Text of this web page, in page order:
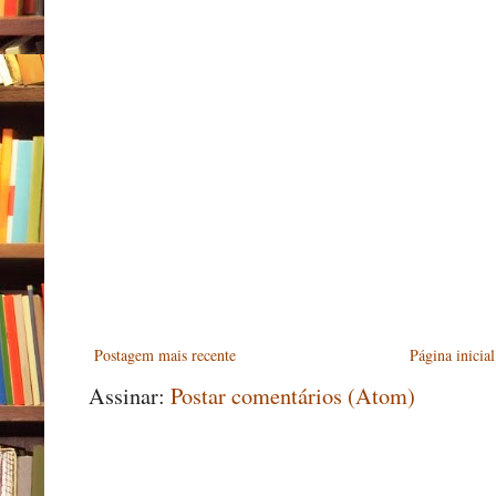
Postagem mais recente Página inicial
Assinar: Postar comentários (Atom)